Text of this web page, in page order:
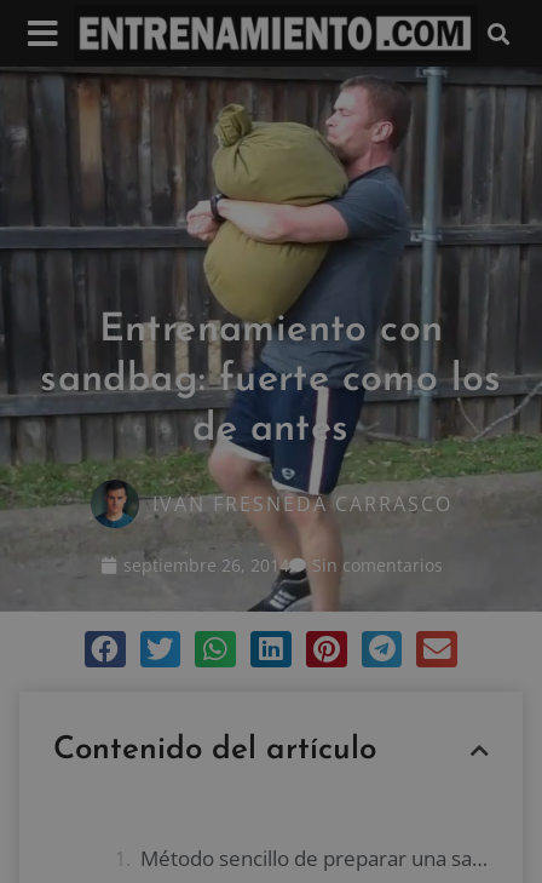
Entrenamiento con
sandbag: fuerte como los
de antes
IVAN FRESNEDA CARRASCO
septiembre 26, 2014 Sin comentarios
Contenido del artículo
Método sencillo de preparar una sandbag casera